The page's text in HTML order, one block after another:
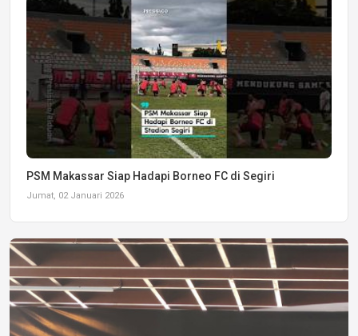
PSM Makassar Siap Hadapi Borneo FC di Segiri
Jumat, 02 Januari 2026